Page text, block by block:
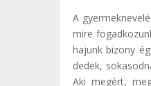
A
mire
hajunk bizony
dedek,
Aki megért,